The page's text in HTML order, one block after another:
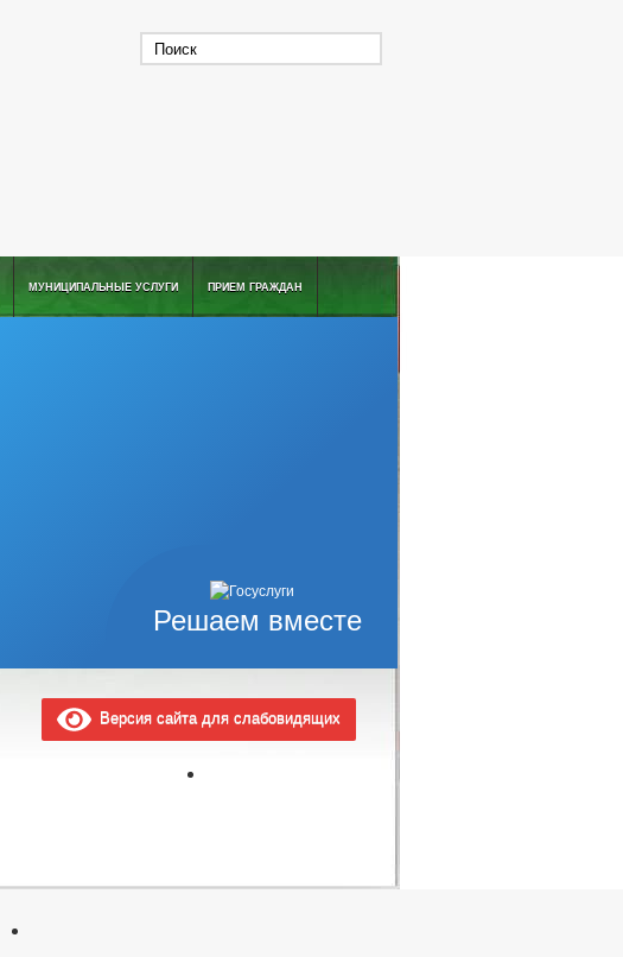
МУНИЦИПАЛЬНЫЕ УСЛУГИ ПРИЕМ ГРАЖДАН
Решаем вместе
Версия сайта для слабовидящих